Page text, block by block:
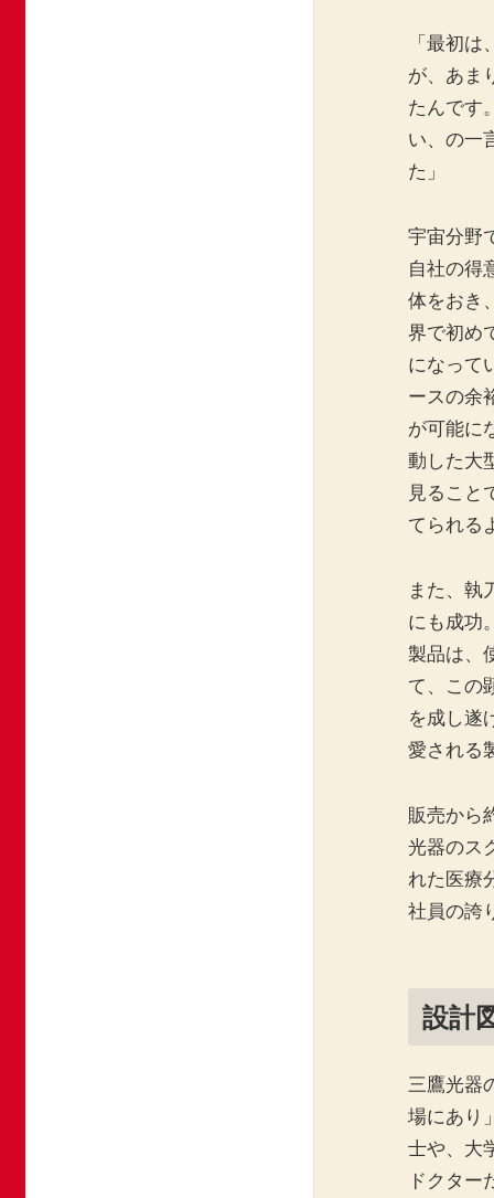
「最初
が、あま
たんです
い、の一
た」
宇宙分野
自社の得
体をおき
界で初め
になって
ースの余
が可能に
動した大
見ること
てられる
また、執
にも成功
製品は、
て、この
を成し遂
愛される
販売から
光器のス
れた医療
社員の誇
設計
三鷹光器
場にあり
士や、大
ドクター